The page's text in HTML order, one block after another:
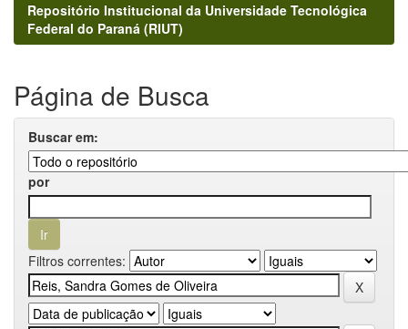
Repositório Institucional da Universidade Tecnológica
Federal do Paraná (RIUT)
Página de Busca
Buscar em:
por
Filtros correntes: